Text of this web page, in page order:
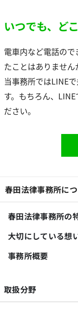
いつでも、ど
電車内など電話の
たことはありません
当事務所ではLINE
す。もちろん、
ださい。
春田法律事務所に
春田法律事務所の
大切にしている想
事務所概要
取扱分野